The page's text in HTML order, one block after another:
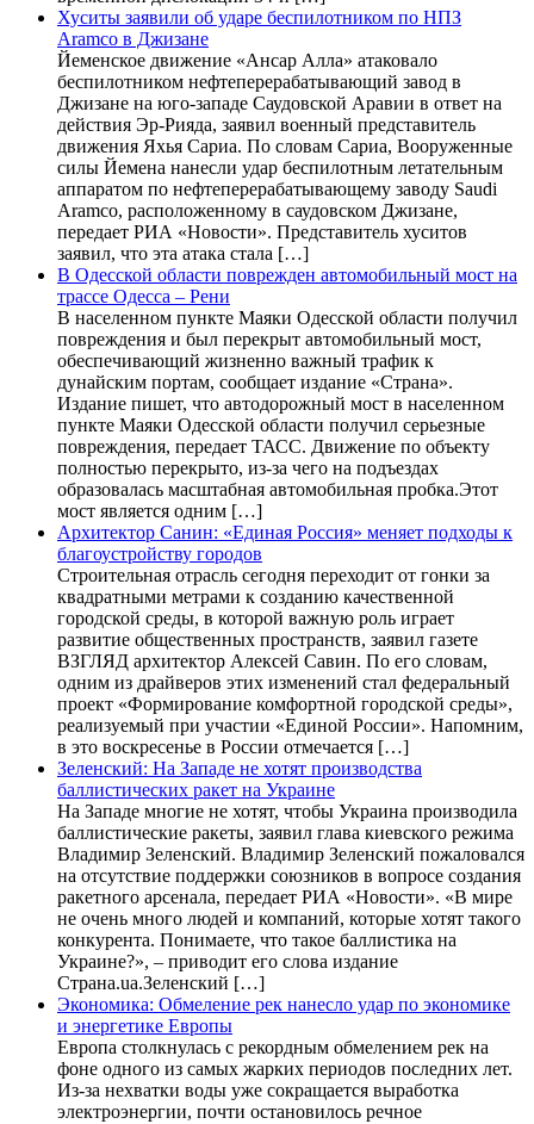
Хуситы заявили об ударе беспилотником по НПЗ
Aramco в Джизане
Йеменское движение «Ансар Алла» атаковало
беспилотником нефтеперерабатывающий завод в
Джизане на юго-западе Саудовской Аравии в ответ на
действия Эр-Рияда, заявил военный представитель
движения Яхья Сариа. По словам Сариа, Вооруженные
силы Йемена нанесли удар беспилотным летательным
аппаратом по нефтеперерабатывающему заводу Saudi
Aramco, расположенному в саудовском Джизане,
передает РИА «Новости». Представитель хуситов
заявил, что эта атака стала […]
В Одесской области поврежден автомобильный мост на
трассе Одесса – Рени
В населенном пункте Маяки Одесской области получил
повреждения и был перекрыт автомобильный мост,
обеспечивающий жизненно важный трафик к
дунайским портам, сообщает издание «Страна».
Издание пишет, что автодорожный мост в населенном
пункте Маяки Одесской области получил серьезные
повреждения, передает ТАСС. Движение по объекту
полностью перекрыто, из-за чего на подъездах
образовалась масштабная автомобильная пробка.Этот
мост является одним […]
Архитектор Санин: «Единая Россия» меняет подходы к
благоустройству городов
Строительная отрасль сегодня переходит от гонки за
квадратными метрами к созданию качественной
городской среды, в которой важную роль играет
развитие общественных пространств, заявил газете
ВЗГЛЯД архитектор Алексей Савин. По его словам,
одним из драйверов этих изменений стал федеральный
проект «Формирование комфортной городской среды»,
реализуемый при участии «Единой России». Напомним,
в это воскресенье в России отмечается […]
Зеленский: На Западе не хотят производства
баллистических ракет на Украине
На Западе многие не хотят, чтобы Украина производила
баллистические ракеты, заявил глава киевского режима
Владимир Зеленский. Владимир Зеленский пожаловался
на отсутствие поддержки союзников в вопросе создания
ракетного арсенала, передает РИА «Новости». «В мире
не очень много людей и компаний, которые хотят такого
конкурента. Понимаете, что такое баллистика на
Украине?», – приводит его слова издание
Страна.ua.Зеленский […]
Экономика: Обмеление рек нанесло удар по экономике
и энергетике Европы
Европа столкнулась с рекордным обмелением рек на
фоне одного из самых жарких периодов последних лет.
Из-за нехватки воды уже сокращается выработка
электроэнергии, почти остановилось речное